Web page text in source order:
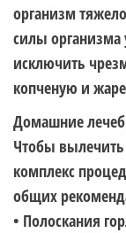
организм
силы организма
исключить
копченую и
Домашние
Чтобы
комплекс
общих
• Полоскания